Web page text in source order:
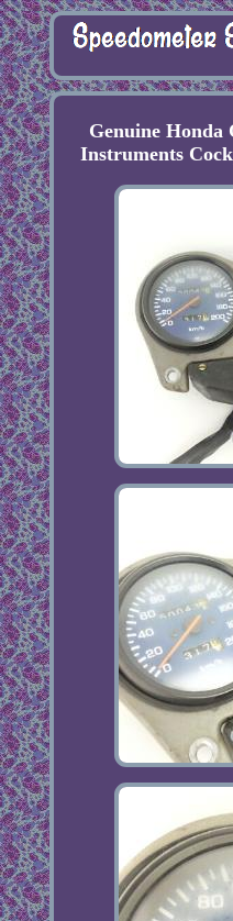
Genuine Honda
Instruments